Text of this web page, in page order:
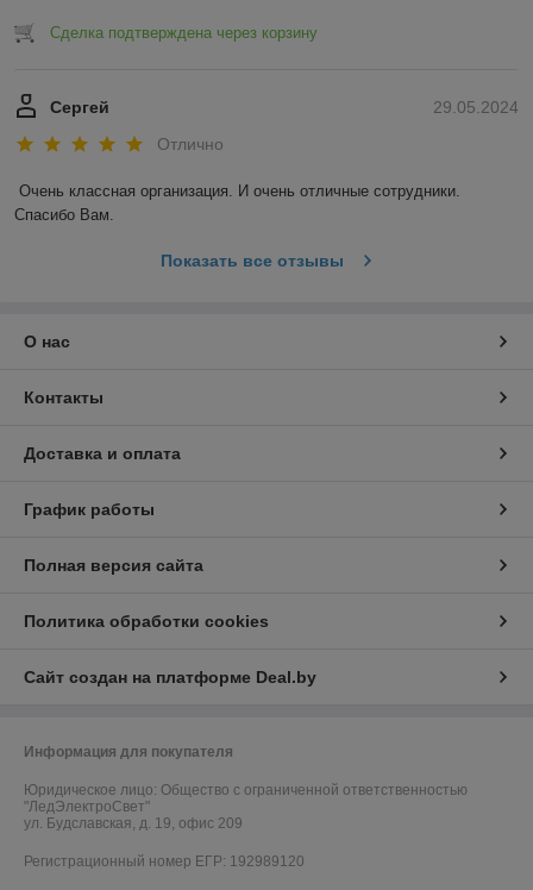
Сделка подтверждена через корзину
29.05.2024
Сергей
Отлично
Очень классная организация. И очень отличные сотрудники.
Спасибо Вам.
Показать все отзывы
О нас
Контакты
Доставка и оплата
График работы
Полная версия сайта
Политика обработки cookies
Сайт создан на платформе Deal.by
Информация для покупателя
Юридическое лицо: Общество с ограниченной ответственностью
"ЛедЭлектроСвет"
ул. Будславская, д. 19, офис 209
Регистрационный номер ЕГР: 192989120